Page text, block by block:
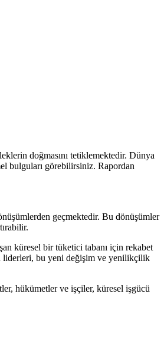
doğmasını tetiklemektedir. Dünya
bulguları görebilirsiniz. Rapordan
geçmektedir. Bu dönüşümler
küresel bir tüketici tabanı için rekabet
liderleri, bu yeni değişim ve yenilikçilik
hükümetler ve işçiler, küresel işgücü